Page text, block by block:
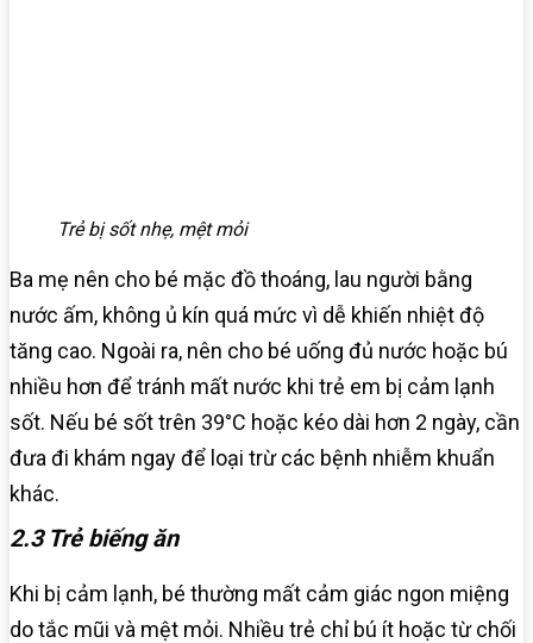
Trẻ bị sốt nhẹ, mệt mỏi
Ba mẹ nên cho bé mặc đồ thoáng, lau người bằng
nước ấm, không ủ kín quá mức vì dễ khiến nhiệt độ
tăng cao. Ngoài ra, nên cho bé uống đủ nước hoặc bú
nhiều hơn để tránh mất nước khi trẻ em bị cảm lạnh
sốt. Nếu bé sốt trên 39°C hoặc kéo dài hơn 2 ngày, cần
đưa đi khám ngay để loại trừ các bệnh nhiễm khuẩn
khác.
2.3 Trẻ biếng ăn
Khi bị cảm lạnh, bé thường mất cảm giác ngon miệng
do tắc mũi và mệt mỏi. Nhiều trẻ chỉ bú ít hoặc từ chối